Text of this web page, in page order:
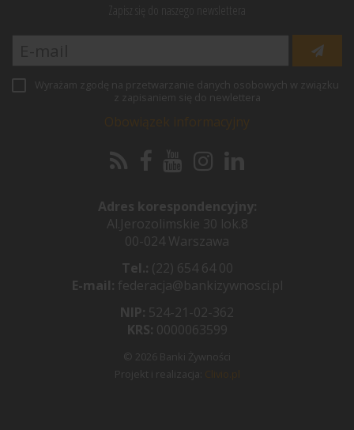
Zapisz się do naszego newslettera
Wyrażam zgodę na przetwarzanie danych osobowych w związku
z zapisaniem się do newlettera
Adres korespondencyjny:
Al.Jerozolimskie 30 lok.8
00-024 Warszawa
Tel.: (22) 654 64 00
E-mail: federacja@bankizywnosci.pl
NIP: 524-21-02-362
KRS: 0000063599
© 2026 Banki Żywności
Projekt i realizacja: